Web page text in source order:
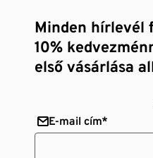
Minden hírlevél
10%
első vásárlása
E-mail cím*